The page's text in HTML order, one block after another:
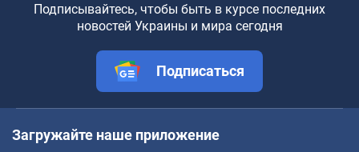
Подписывайтесь, чтобы быть в курсе последних
новостей Украины и мира сегодня
Подписаться
Загружайте наше приложение